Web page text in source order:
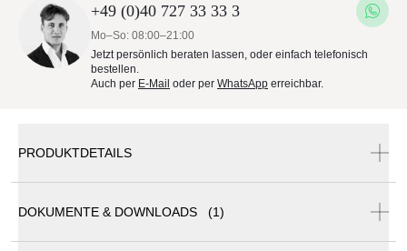
+49 (0)40 727 33 33 3
Mo–So: 08:00–21:00
Jetzt persönlich beraten lassen, oder einfach telefonisch
bestellen.
Auch per E-Mail oder per WhatsApp erreichbar.
PRODUKTDETAILS
DOKUMENTE & DOWNLOADS (1)